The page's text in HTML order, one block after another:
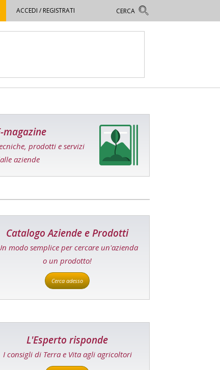
ACCEDI / REGISTRATI
magazine
prodotti e servizi
aziende
Catalogo Aziende e Prodotti
modo semplice per cercare un'azienda
o un prodotto!
Cerca adesso
L'Esperto risponde
I consigli di Terra e Vita agli agricoltori